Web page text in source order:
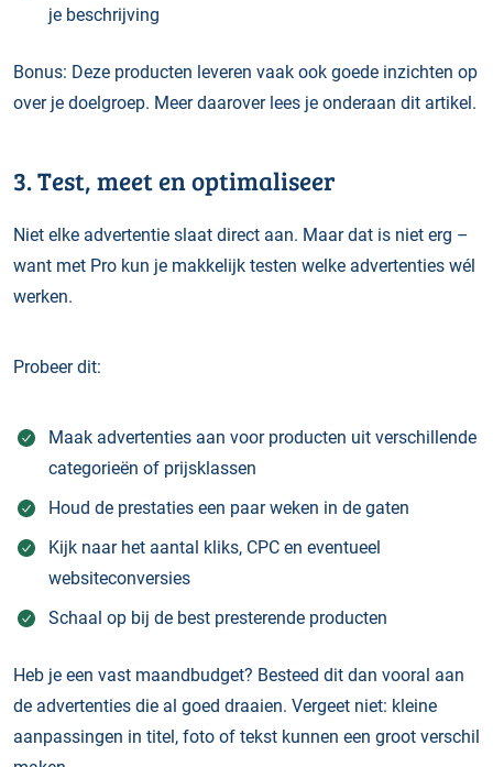
je beschrijving
Bonus: Deze producten leveren vaak ook goede inzichten op
over je doelgroep. Meer daarover lees je onderaan dit artikel.
3. Test, meet en optimaliseer
Niet elke advertentie slaat direct aan. Maar dat is niet erg –
want met Pro kun je makkelijk testen welke advertenties wél
werken.
Probeer dit:
Maak advertenties aan voor producten uit verschillende
categorieën of prijsklassen
Houd de prestaties een paar weken in de gaten
Kijk naar het aantal kliks, CPC en eventueel
websiteconversies
Schaal op bij de best presterende producten
Heb je een vast maandbudget? Besteed dit dan vooral aan
de advertenties die al goed draaien. Vergeet niet: kleine
aanpassingen in titel, foto of tekst kunnen een groot verschil